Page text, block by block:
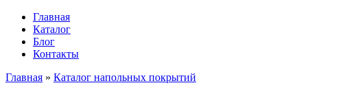
Главная
Каталог
Блог
Контакты
Главная » Каталог напольных покрытий